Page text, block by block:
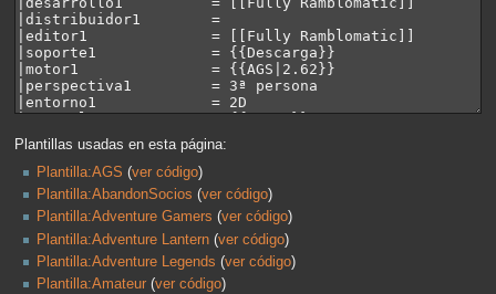
Plantillas usadas en esta página:
Plantilla:AGS (ver código)
Plantilla:AbandonSocios (ver código)
Plantilla:Adventure Gamers (ver código)
Plantilla:Adventure Lantern (ver código)
Plantilla:Adventure Legends (ver código)
Plantilla:Amateur (ver código)